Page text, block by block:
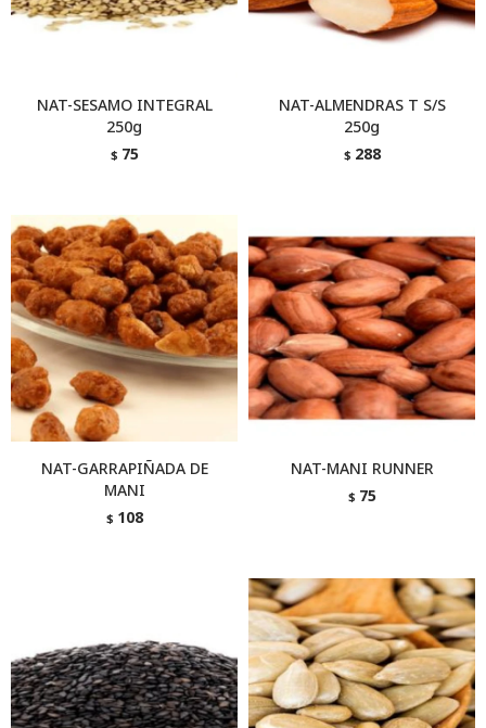
NAT-SESAMO INTEGRAL
250g
$ 75
NAT-ALMENDRAS T S/S
250g
$ 288
NAT-GARRAPIÑADA DE
MANI
$ 108
NAT-MANI RUNNER
$ 75